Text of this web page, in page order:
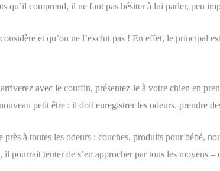
qu’il comprend, il ne faut pas hésiter à lui parler, peu
et qu’on ne l’exclut pas ! En effet, le principal
avec le couffin, présentez-le à votre chien en
petit être : il doit enregistrer les odeurs, prendre
près à toutes les odeurs : couches, produits pour bébé,
pourrait tenter de s’en approcher par tous les moyens